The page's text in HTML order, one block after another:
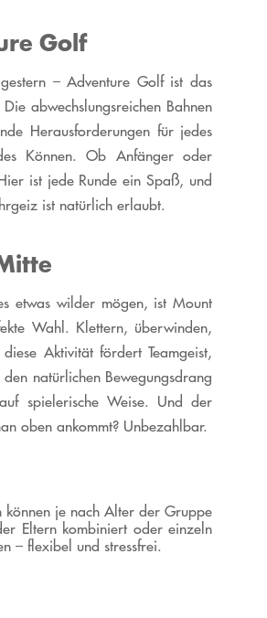
Golf
– Adventure Golf ist das
Die abwechslungsreichen Bahnen
Herausforderungen für jedes
Können. Ob Anfänger oder
ist jede Runde ein Spaß, und
ist natürlich erlaubt.
etwas wilder mögen, ist Mount
Wahl. Klettern, überwinden,
Aktivität fördert Teamgeist,
natürlichen Bewegungsdrang
spielerische Weise. Und der
oben ankommt? Unbezahlbar.
können je nach Alter der Gruppe
Eltern kombiniert oder einzeln
– flexibel und stressfrei.